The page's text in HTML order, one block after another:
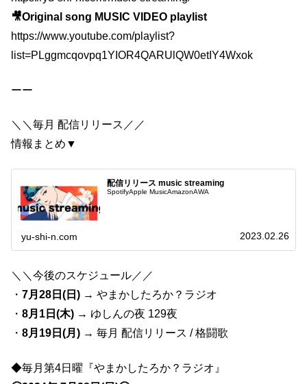
🎥Original song MUSIC VIDEO playlist
https://www.youtube.com/playlist?
list=PLggmcqovpq1YIOR4QARUlQW0etIY4Wxok
ーー
＼＼毎月 配信リリース／／
情報まとめ▼
配信リリース music streaming
SpotifyApple MusicAmazonAWA
yu-shi-n.com 2023.02.26
＼＼今後のスケジュール／／
・ 7月28日(日) → やまかしたろか？ラジオ
・ 8月1日(木) → ゆしんの夜 129夜
・ 8月19日(月) → 毎月 配信リリース / 格闘歌
◆毎月第4日曜『やまかしたろか？ラジオ』